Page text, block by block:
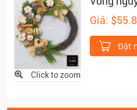
Click to zoom
Giá:
Đặt